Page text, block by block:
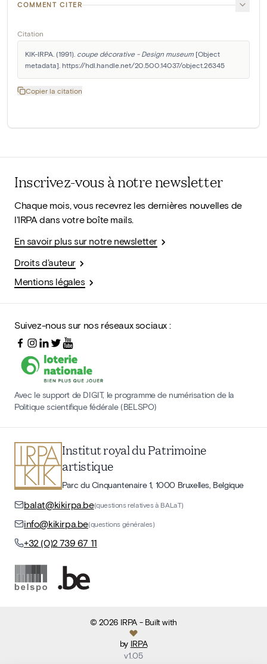
COMMENT CITER
Citation
KIK-IRPA. (1991). coupe décorative - Design museum [Object
metadata]. https://hdl.handle.net/20.500.14037/object.26345
Copier la citation
Inscrivez-vous à notre newsletter
Chaque mois, vous recevrez les dernières nouvelles de
l'IRPA dans votre boîte mails.
En savoir plus sur notre newsletter
Droits d'auteur
Mentions légales
Suivez-nous sur nos réseaux sociaux :
Avec le support de DIGIT, le programme de numérisation de la
Politique scientifique fédérale (BELSPO)
Institut royal du Patrimoine
artistique
Parc du Cinquantenaire 1, 1000 Bruxelles, Belgique
balat@kikirpa.be(questions relatives à BALaT)
info@kikirpa.be(questions générales)
+32 (0)2 739 67 11
©2026 IRPA- Built with
by IRPA
v1.05